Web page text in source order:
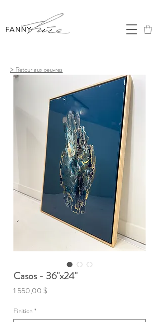
> Retour aux oeuvres
Casos - 36"x24"
1 550,00 $Prix
Finition *